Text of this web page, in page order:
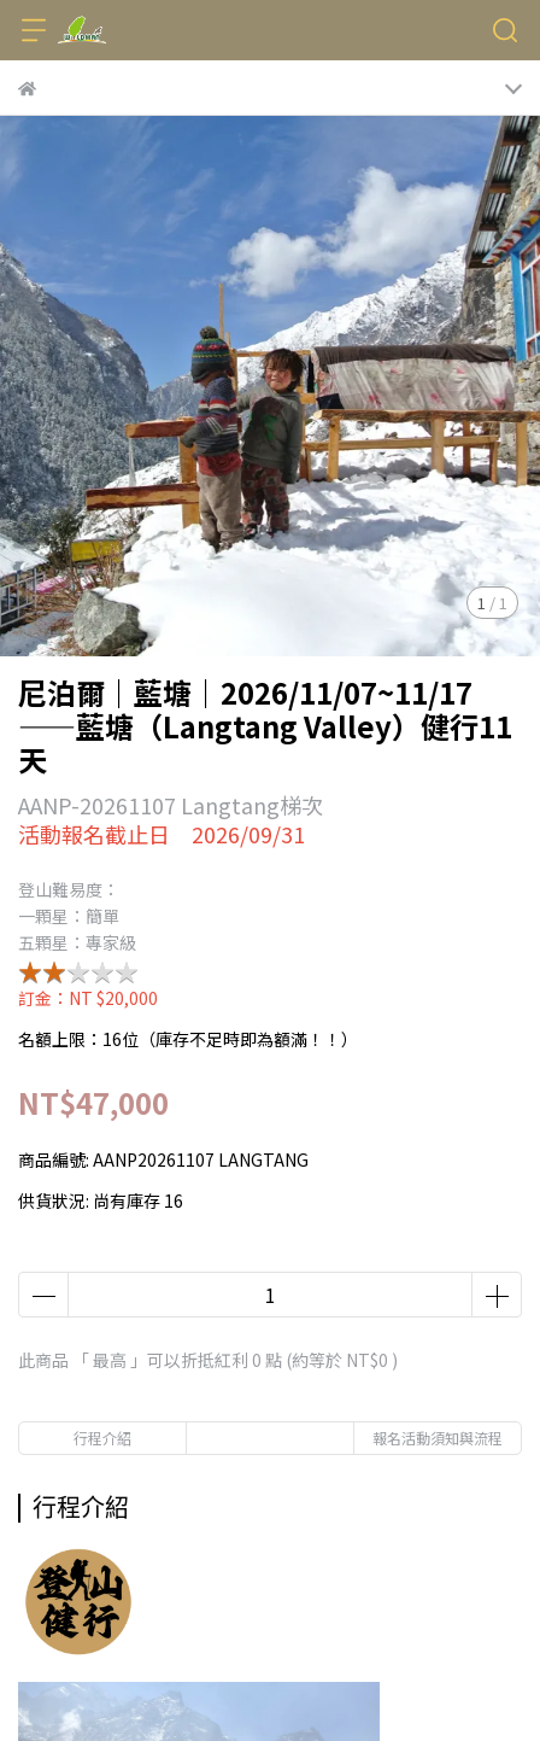
1 / 1
尼泊爾｜藍塘｜2026/11/07~11/17
——藍塘（Langtang Valley）健行11
天
AANP-20261107 Langtang梯次
活動報名截止日 2026/09/31
登山難易度：
一顆星：簡單
五顆星：專家級
★★★★★
★★★★★
訂金：NT $20,000
名額上限：16位（庫存不足時即為額滿！！）
NT$47,000
商品編號: AANP20261107 LANGTANG
供貨狀況: 尚有庫存 16
此商品 「 最高 」可以折抵紅利 0 點 (約等於 NT$0 )
行程介紹 報名活動須知與流程
行程介紹